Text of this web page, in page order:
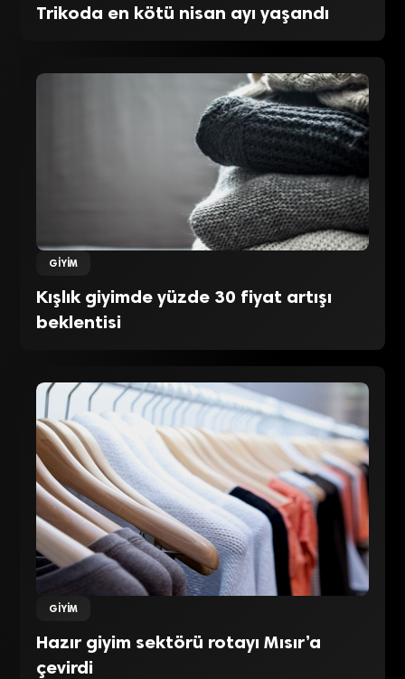
Trikoda en kötü nisan ayı yaşandı
GIYIM
Kışlık giyimde yüzde 30 fiyat artışı
beklentisi
GIYIM
Hazır giyim sektörü rotayı Mısır’a
çevirdi